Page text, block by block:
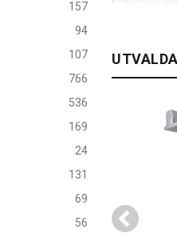
157
94
107
766
536
169
24
131
69
56
Ett enfas
offentliga
displayer av
Lys
Om du
spotlight
en elegant